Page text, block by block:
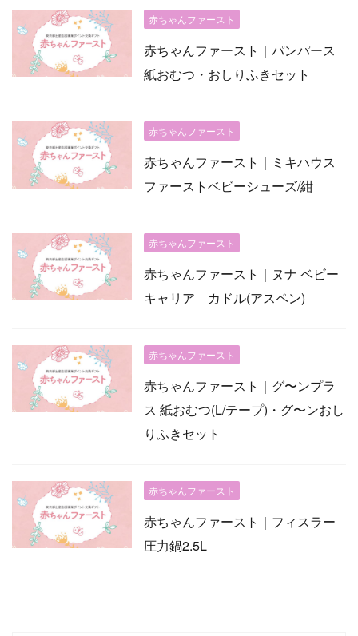
赤ちゃんファースト
赤ちゃんファースト｜パンパース
紙おむつ・おしりふきセット
赤ちゃんファースト
赤ちゃんファースト｜ミキハウス
ファーストベビーシューズ/紺
赤ちゃんファースト
赤ちゃんファースト｜ヌナ ベビー
キャリア カドル(アスペン)
赤ちゃんファースト
赤ちゃんファースト｜グ〜ンプラ
ス 紙おむつ(L/テープ)・グ〜ンおし
りふきセット
赤ちゃんファースト
赤ちゃんファースト｜フィスラー
圧力鍋2.5L